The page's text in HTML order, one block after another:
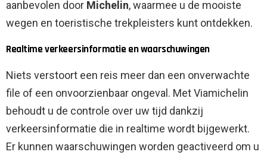
aanbevolen door Michelin, waarmee u de mooiste
wegen en toeristische trekpleisters kunt ontdekken.
Realtime verkeersinformatie en waarschuwingen
Niets verstoort een reis meer dan een onverwachte
file of een onvoorzienbaar ongeval. Met Viamichelin
behoudt u de controle over uw tijd dankzij
verkeersinformatie die in realtime wordt bijgewerkt.
Er kunnen waarschuwingen worden geactiveerd om u